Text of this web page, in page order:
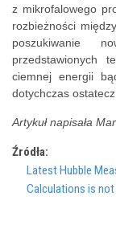
z mikrofalowego
rozbieżności
poszukiwanie
przedstawionych
ciemnej energii
dotychczas
Artykuł napisała
Źródła:
Latest Hubble
Calculations is not